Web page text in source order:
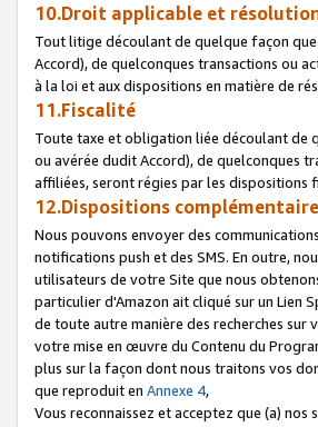
10.Droit applicable et
Tout litige découlant de quelque façon
Accord), de quelconques transactions ou
à la loi et aux dispositions en matière de
11.Fiscalité
Toute taxe et obligation liée découlant de
ou avérée dudit Accord), de quelconques
affiliées, seront régies par les dispositions
12.Dispositions
Nous pouvons envoyer des
notifications push et des SMS. En outre,
utilisateurs de votre Site que nous
particulier d'Amazon ait cliqué sur un Lien
de toute autre manière des recherches
votre mise en œuvre du Contenu du
plus sur la façon dont nous traitons vos
que reproduit en Annexe 4,
Vous reconnaissez et acceptez que (a)